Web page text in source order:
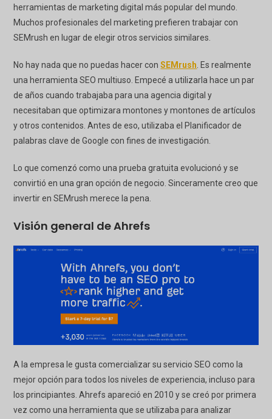
herramientas de marketing digital más popular del mundo.
Muchos profesionales del marketing prefieren trabajar con
SEMrush en lugar de elegir otros servicios similares.
No hay nada que no puedas hacer conSEMrush . Es realmente
una herramienta SEO multiuso. Empecé a utilizarla hace un par
de años cuando trabajaba para una agencia digital y
necesitaban que optimizara montones y montones de artículos
y otros contenidos. Antes de eso, utilizaba el Planificador de
palabras clave de Google con fines de investigación.
Lo que comenzó como una prueba gratuita evolucionó y se
convirtió en una gran opción de negocio. Sinceramente creo que
invertir en SEMrush merece la pena.
Visión general de Ahrefs
A la empresa le gusta comercializar su servicio SEO como la
mejor opción para todos los niveles de experiencia, incluso para
los principiantes. Ahrefs apareció en 2010 y se creó por primera
vez como una herramienta que se utilizaba para analizar